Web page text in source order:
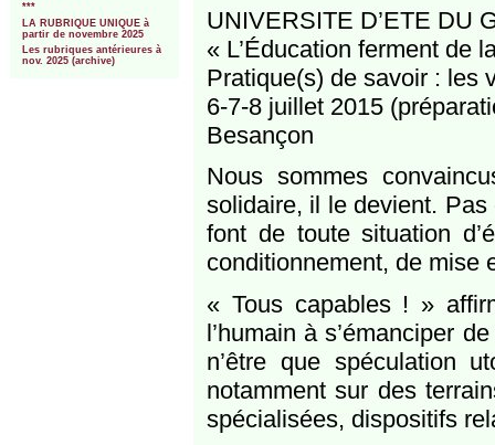
***
LA RUBRIQUE UNIQUE à
partir de novembre 2025
Les rubriques antérieures à
nov. 2025 (archive)
UNIVERSITE D’ETE DU
« L’Éducation ferment de
Pratique(s) de savoir : les
6-7-8 juillet 2015
Besançon
Nous sommes
solidaire, il le devient.
font de toute situation
conditionnement, de mise
« Tous capables ! »
l’humain à s’émanciper
n’être que spéculation
notamment sur des
spécialisées, dispositifs